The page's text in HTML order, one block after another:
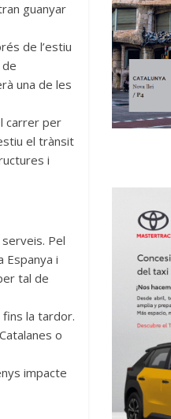
guanyar
de l’estiu
una de les
carrer per
el trànsit
i
Pel
Espanya i
tal de
fins la tardor.
o
impacte